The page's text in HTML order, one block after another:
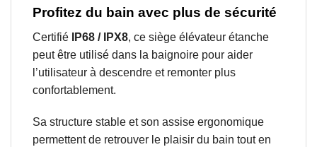
Profitez du bain avec plus de sécurité
Certifié IP68 / IPX8, ce siège élévateur étanche
peut être utilisé dans la baignoire pour aider
l’utilisateur à descendre et remonter plus
confortablement.
Sa structure stable et son assise ergonomique
permettent de retrouver le plaisir du bain tout en